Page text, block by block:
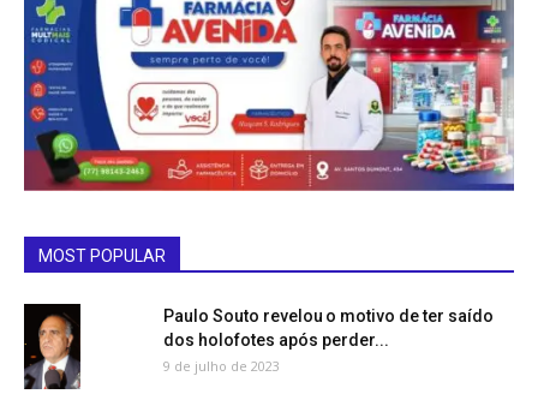
MOST POPULAR
Paulo Souto revelou o motivo de ter saído
dos holofotes após perder...
9 de julho de 2023